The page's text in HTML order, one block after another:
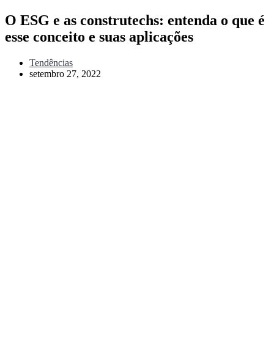
O ESG e as construtechs: entenda o que é
esse conceito e suas aplicações
Tendências
setembro 27, 2022